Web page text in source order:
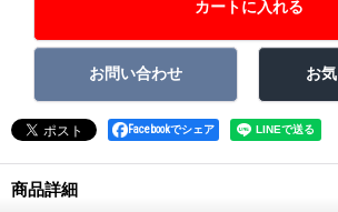
Facebookでシェア
商品詳細